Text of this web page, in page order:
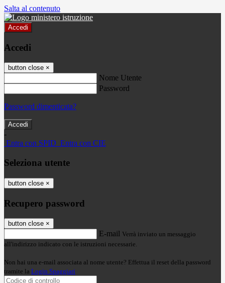
Salta al contenuto
Accedi
Accedi
button close ×
Nome Utente
Password
Password dimenticata?
-
Entra con SPID Entra con CIE
Seleziona utente
button close ×
Recupero password
button close ×
E-mail Verrà inviato un messaggio
all'indirizzo indicato con le istruzioni necessarie.
Non hai una e-mail associata al nome utente? Effettua il reset della password
tramite la Login Spaggiari